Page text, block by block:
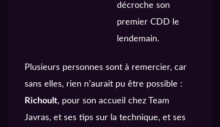
décroche son
premier CDD le
lendemain.
Plusieurs personnes sont à remercier, car
sans elles, rien n’aurait pu être possible :
Richoult, pour son accueil chez Team
Javras, et ses tips sur la technique, et ses